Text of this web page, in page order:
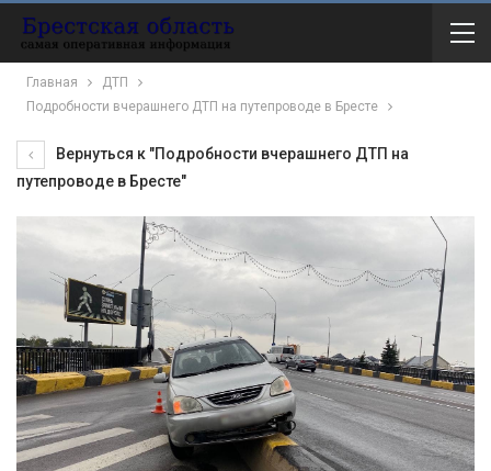
Главная
ДТП
Подробности вчерашнего ДТП на путепроводе в Бресте
Вернуться к "Подробности вчерашнего ДТП на
путепроводе в Бресте"